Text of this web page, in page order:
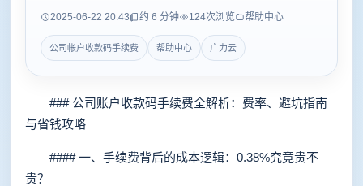
2025-06-22 20:43 约 6 分钟 124次浏览 帮助中心
公司帐户收款码手续费 帮助中心 广力云
### 公司账户收款码手续费全解析：费率、避坑指南
与省钱攻略
#### 一、手续费背后的成本逻辑：0.38%究竟贵不
贵？